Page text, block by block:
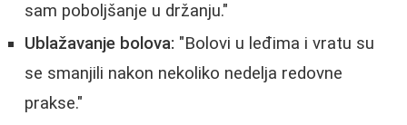
sam poboljšanje u držanju."
Ublažavanje bolova: "Bolovi u leđima i vratu su
se smanjili nakon nekoliko nedelja redovne
prakse."